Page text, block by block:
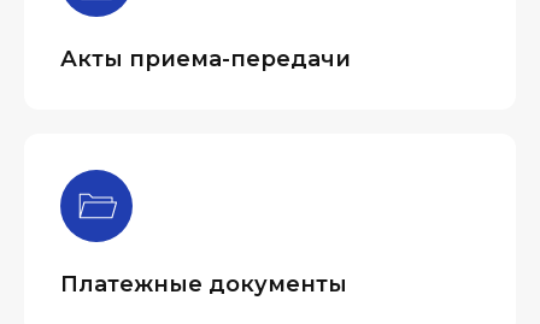
Акты приема-передачи
Платежные документы